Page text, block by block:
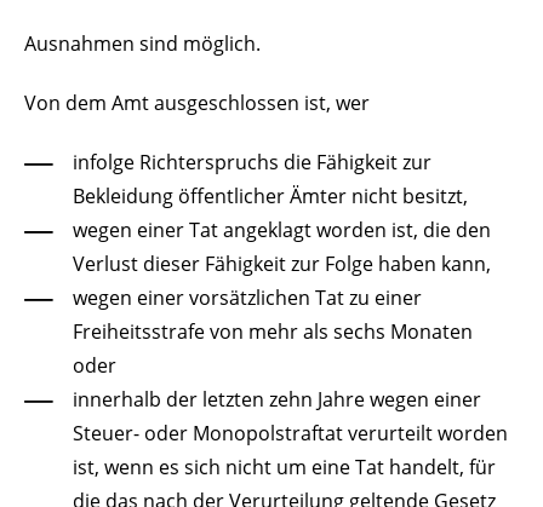
Ausnahmen sind möglich.
Von dem Amt ausgeschlossen ist, wer
infolge Richterspruchs die Fähigkeit zur
Bekleidung öffentlicher Ämter nicht besitzt,
wegen einer Tat angeklagt worden ist, die den
Verlust dieser Fähigkeit zur Folge haben kann,
wegen einer vorsätzlichen Tat zu einer
Freiheitsstrafe von mehr als sechs Monaten
oder
innerhalb der letzten zehn Jahre wegen einer
Steuer- oder Monopolstraftat verurteilt worden
ist, wenn es sich nicht um eine Tat handelt, für
die das nach der Verurteilung geltende Gesetz